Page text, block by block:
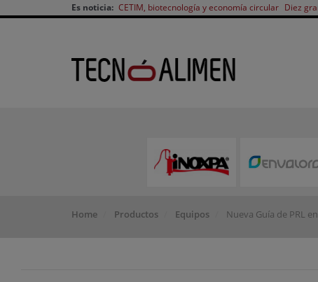
Es noticia: CETIM, biotecnología y economía circular Diez
Home Productos Equipos Nueva Guía de PRL